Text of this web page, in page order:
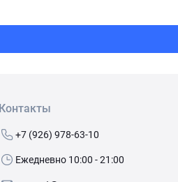
Контакты
+7 (926) 978-63-10
Ежедневно 10:00 - 21:00